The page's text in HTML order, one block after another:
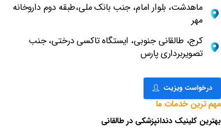
ماهدشت، بلوار امام، جنب بانک ملی،طبقه دوم داروخانه
مهر
کرج، طالقانی جنوبی، ایستگاه تاکسی درختی، جنب
تصویربرداری پارس
درخواست ویزیت
مهم ترین خدمات ما
بهترین کلینیک دندانپزشکی در طالقانی